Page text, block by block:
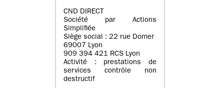
CND DIRECT
Société par Actions
Simplifiée
Siège social : 22 rue Domer
69007 Lyon
909 394 421 RCS Lyon
Activité : prestations de
services contrôle non
destructif